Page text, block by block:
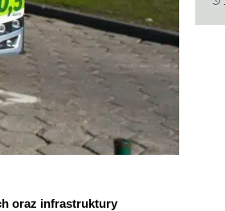
oraz infrastruktury